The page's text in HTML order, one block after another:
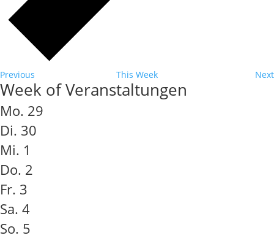
Previous This Week Next
Week of Veranstaltungen
Mo. 29
Di. 30
Mi. 1
Do. 2
Fr. 3
Sa. 4
So. 5